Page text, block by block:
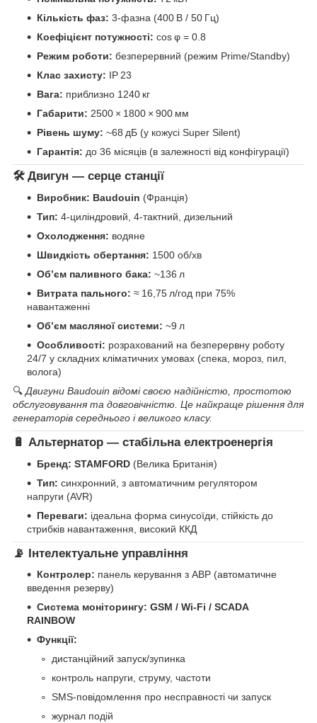
Кількість фаз: 3-фазна (400 В / 50 Гц)
Коефіцієнт потужності: cos φ = 0.8
Режим роботи: безперервний (режим Prime/Standby)
Клас захисту: IP 23
Вага: приблизно 1240 кг
Габарити: 2500 × 1800 × 900 мм
Рівень шуму: ~68 дБ (у кожусі Super Silent)
Гарантія: до 36 місяців (в залежності від конфігурації)
🛠 Двигун — серце станції
Виробник: Baudouin (Франція)
Тип: 4-циліндровий, 4-тактний, дизельний
Охолодження: водяне
Швидкість обертання: 1500 об/хв
Об’єм паливного бака: ~136 л
Витрата пального: ≈ 16,75 л/год при 75%
навантаженні
Об’єм масляної системи: ~9 л
Особливості: розрахований на безперервну роботу
24/7 у складних кліматичних умовах (спека, мороз, пил,
волога)
🔍 Двигуни Baudouin відомі своєю надійністю, простотою
обслуговування та довговічністю. Це найкраще рішення для
генераторів середнього і великого класу.
🔋 Альтернатор — стабільна електроенергія
Бренд: STAMFORD (Велика Британія)
Тип: синхронний, з автоматичним регулятором
напруги (AVR)
Переваги: ідеальна форма синусоїди, стійкість до
стрибків навантаження, високий ККД
📡 Інтелектуальне управління
Контролер: панель керування з АВР (автоматичне
введення резерву)
Система моніторингу: GSM / Wi-Fi / SCADA
RAINBOW
Функції:
дистанційний запуск/зупинка
контроль напруги, струму, частоти
SMS-повідомлення про несправності чи запуск
журнал подій